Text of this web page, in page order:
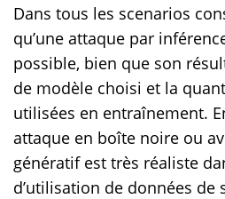
Dans tous les scenarios
qu’une attaque par
possible, bien que son
de modèle choisi et la
utilisées en entraînement.
attaque en boîte noire ou
génératif est très réaliste
d’utilisation de données de